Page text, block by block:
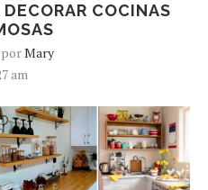
COCINAS
Mary
am